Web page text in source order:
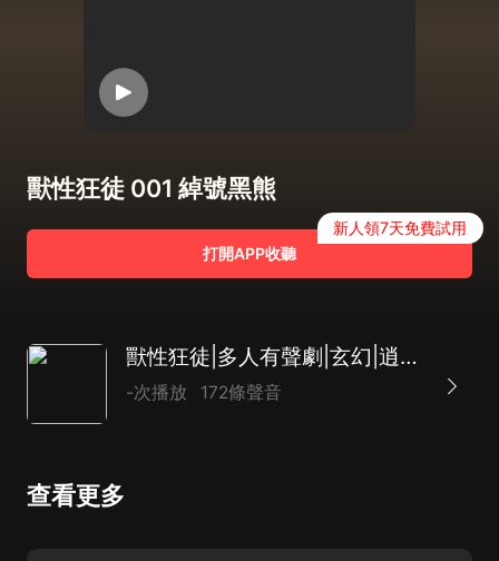
獸性狂徒 001 綽號黑熊
打開APP收聽
新人領7天免費試用
獸性狂徒|多人有聲劇|玄幻|逍遙江湖
-次播放 172條聲音
查看更多